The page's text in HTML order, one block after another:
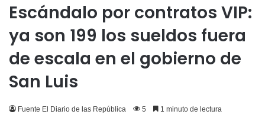
Escándalo por contratos VIP:
ya son 199 los sueldos fuera
de escala en el gobierno de
San Luis
Fuente El Diario de las República 5 1 minuto de lectura